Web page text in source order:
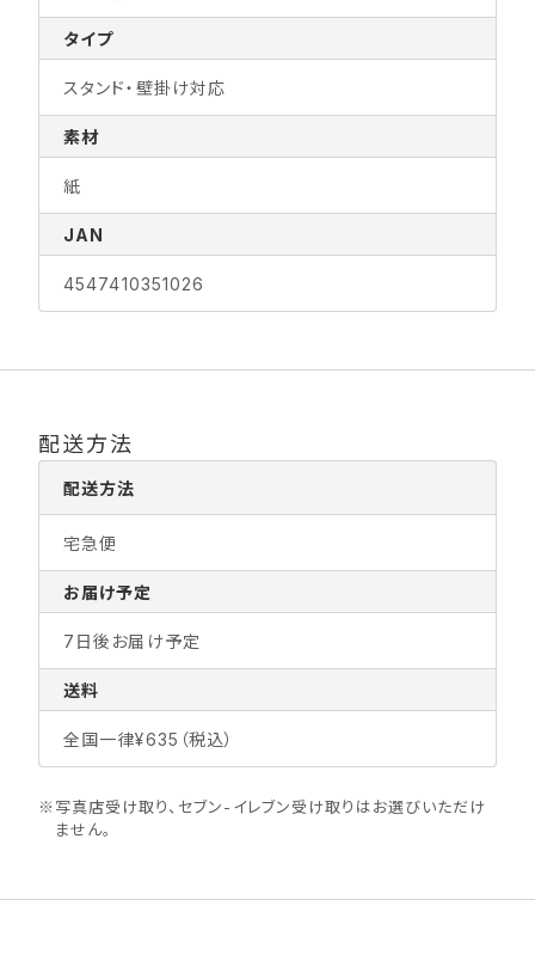
タイプ
スタンド・壁掛け対応
素材
紙
JAN
4547410351026
配送方法
配送方法
宅急便
お届け予定
7日後お届け予定
送料
全国一律¥635（税込）
※ 写真店受け取り、セブン-イレブン受け取りはお選びいただけ
ません。